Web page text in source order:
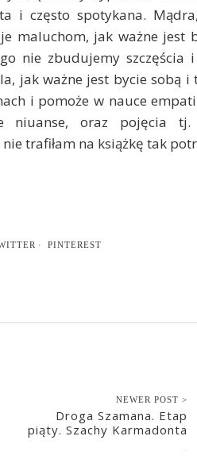
i często spotykana.
maluchom, jak ważne jest
nie zbudujemy szczęścia i
jak ważne jest bycie sobą i
i pomoże w nauce
niuanse, oraz pojęcia
trafiłam na książkę tak
PINTEREST
NEWER POST >
Droga Szamana. Etap
piąty. Szachy Karmadonta